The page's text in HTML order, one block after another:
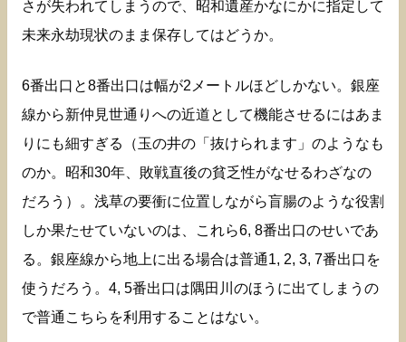
さが失われてしまうので、昭和遺産かなにかに指定して
未来永劫現状のまま保存してはどうか。
6番出口と8番出口は幅が2メートルほどしかない。銀座
線から新仲見世通りへの近道として機能させるにはあま
りにも細すぎる（玉の井の「抜けられます」のようなも
のか。昭和30年、敗戦直後の貧乏性がなせるわざなの
だろう）。浅草の要衝に位置しながら盲腸のような役割
しか果たせていないのは、これら6, 8番出口のせいであ
る。銀座線から地上に出る場合は普通1, 2, 3, 7番出口を
使うだろう。4, 5番出口は隅田川のほうに出てしまうの
で普通こちらを利用することはない。